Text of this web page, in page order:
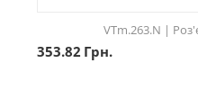
VTm.263.N |
353.82 Грн.